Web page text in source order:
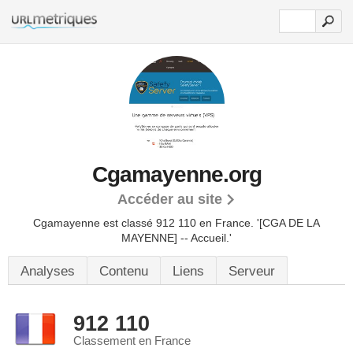
Cgamayenne.org
Accéder au site
Cgamayenne est classé 912 110 en France. '[CGA DE LA
MAYENNE] -- Accueil.'
Analyses Contenu Liens Serveur
912 110
Classement en France